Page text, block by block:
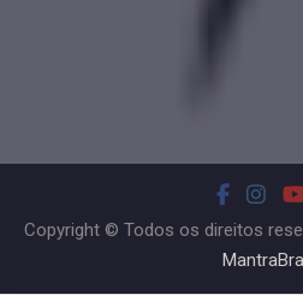
Copyright © Todos os direitos